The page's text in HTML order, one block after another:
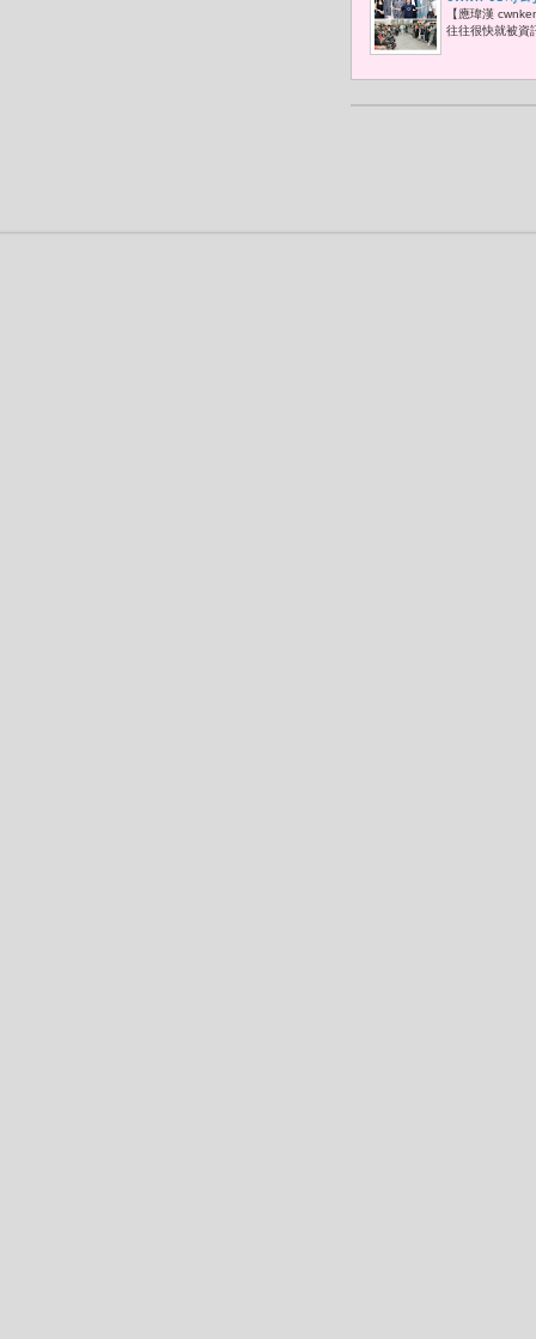
轉舵啟航
【應瑋漢
往往很快就被資